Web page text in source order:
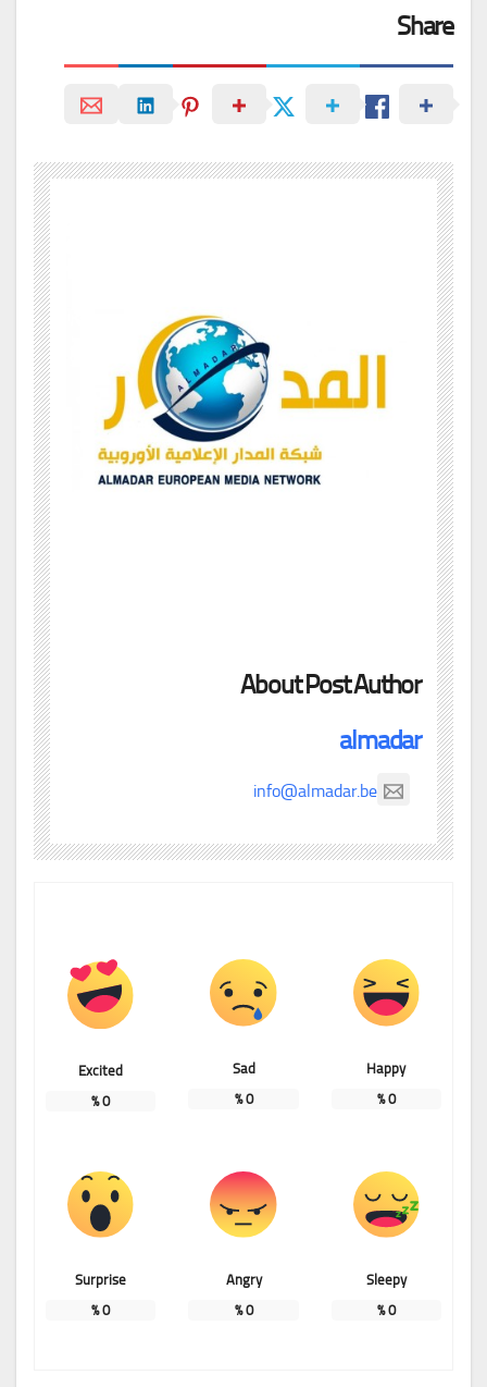
Share
About Post Author
almadar
info@almadar.be
Happy
0
%
Sad
0
%
Excited
0
%
Sleepy
0
%
Angry
0
%
Surprise
0
%